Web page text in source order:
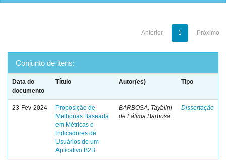
Anterior 1 Próximo
Conjunto de itens:
Data do
documento
Título Autor(es) Tipo
23-Fev-2024
Proposição de
Melhorias Baseada
em Métricas e
Indicadores de
Usuários de um
Aplicativo B2B
BARBOSA, Tayblini
de Fátima Barbosa
Dissertação